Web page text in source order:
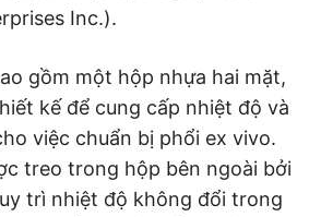
Inc.).
gồm một hộp nhựa hai mặt,
kế để cung cấp nhiệt độ và
việc chuẩn bị phổi ex vivo.
treo trong hộp bên ngoài bởi
trì nhiệt độ không đổi trong